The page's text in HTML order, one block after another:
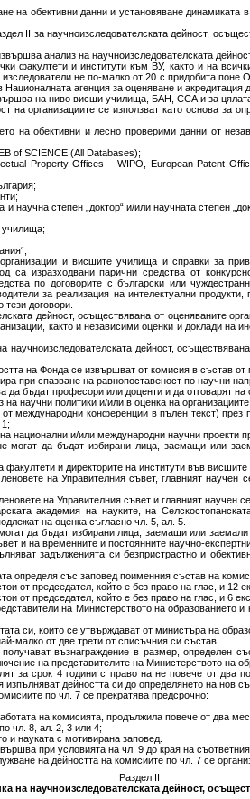
на обективни данни и установяване динамиката
ІІ за научноизследователската дейност,
анализ на научноизследователската
факултети и институти към ВУ, както и на
не по-малко от 20 с придобита поне
агенция за оценяване и акредитация
на ниво висши училища, БАН, ССА и за
на организациите се използват като основа за
на обективни и лесно проверими данни от
of SCIENCE (All Databases);
Property Offices – WIPO, European Patent
научна степен „доктор“ и/или научната степен
училища;
и висшите училища и справки за
са изразходвани парични средства от
по договорите с български или
за реализация на интелектуални
договори.
дейност, осъществявана от оценяваните
както и независими оценки и доклади на
научноизследователската дейност,
на Фонда се извършват от комисия в състав от
при спазване на равнопоставеност по научни
да бъдат професори или доценти и да отговарят на
научни политики и/или в оценка на организациите;
международни конференции в пълен текст)
национални и/или международни научни проекти
да бъдат избирани лица, заемащи или
факултети и директорите на институти във
на Управителния съвет, главният научен
на Управителния съвет и главният научен
академия на науките, на
на оценка съгласно чл. 5, ал. 5.
да бъдат избирани лица, заемащи или
и на временните и постоянните научно-
задълженията си безпристрастно и
определя със заповед поименния състав на
от председател, който е без право на глас, и 12
от председател, който е без право на глас, и 6
на Министерството на образованието
си, които се утвърждават от министъра на
малко от две трети от списъчния си състав.
възнаграждение в размер, определен
на представителите на Министерството на
за срок 4 години с право на не повече от два
дейността си до определянето на нов
по чл. 7 се прекратява предсрочно:
на комисията, продължила повече от два
чл. 8, ал. 2, 3 или 4;
и науката с мотивирана заповед.
при условията на чл. 9 до края на
на дейността на комисиите по чл. 7 се
Раздел ІІ
на научноизследователската дейност,